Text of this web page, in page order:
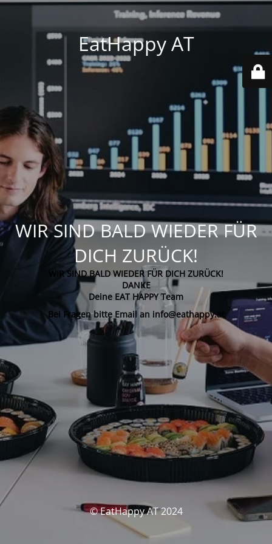
EatHappy AT
WIR SIND BALD WIEDER FÜR
DICH ZURÜCK!
WIR SIND BALD WIEDER FÜR DICH ZURÜCK!
DANKE
Deine EAT HAPPY Team
Bei Fragen bitte Email an info@eathappy.at
© EatHappy AT 2024